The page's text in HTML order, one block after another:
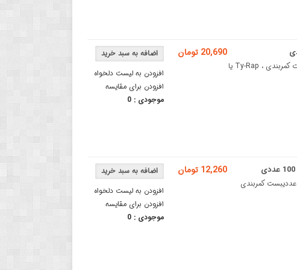
افزودن به لیست دلخواه
افزودن برای مقایسه
موجودی :0
20,690 تومان
بست کمربندی (Ty-Rap) سفید 8x500mm بسته 10 عددیبست کمربندی ، Ty-Rap یا
افزودن به لیست دلخواه
افزودن برای مقایسه
موجودی :0
12,260 تومان
بست کمربندی (Ty-Rap) سفید 3x100 میلی متری بسته 100 عددیبست کمربندی